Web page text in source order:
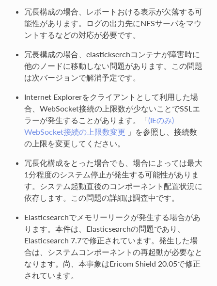
冗長構成の場合、レポートおける表示が欠落する可
能性があります。ログの出力先にNFSサーバをマウ
ントするなどの対応が必要です。
冗長構成の場合、elastickserchコンテナが障害時に
他のノードに移動しない問題があります。この問題
は次バージョンで解消予定です。
Internet Explorerをクライアントとして利用した場
合、WebSocket接続の上限数が少ないことでSSLエ
ラーが発生することがあります。「(IEのみ)
WebSocket接続の上限数変更 」を参照し、接続数
の上限を変更してください。
冗長化構成をとった場合でも、場合によっては最大
1分程度のシステム停止が発生する可能性がありま
す。システム起動直後のコンポーネント配置状況に
依存します。この問題の詳細は調査中です。
Elasticsearchでメモリーリークが発生する場合があ
ります。本件は、Elasticsearchの問題であり、
Elasticsearch 7.7で修正されています。発生した場
合は、システムコンポーネントの再起動が必要なと
なります。尚、本事象はEricom Shield 20.05で修正
されています。